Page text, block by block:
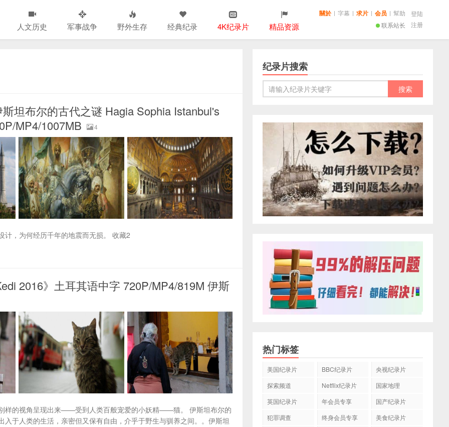
人文历史 军事战争 野外生存 经典纪录 4K纪录片 精品资源 联系站长
關於 | 字幕 | 求片 | 会员 | 幫助
登陆
注册
坦布尔的古代之谜 Hagia Sophia Istanbul's
MP4/1007MB
4
计，为何经历千年的地震而无损。 收藏2
2016》土耳其语中字 720P/MP4/819M 伊斯
样的视角呈现出来——受到人类百般宠爱的小妖精——猫。 伊斯坦布尔的
于人类的生活，亲密但又保有自由，介乎于野生与驯养之间。。伊斯坦
纪录片搜索
热门标签
美国纪录片 BBC纪录片
央视纪录片
探索频道
Netflix纪录片
国家地理
英国纪录片
年会员专享
国产纪录片
犯罪调查
终身会员专享
美食纪录片